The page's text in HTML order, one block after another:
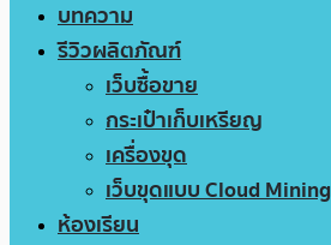
บทความ
รีวิวผลิตภัณฑ์
เว็บซื้อขาย
กระเป๋าเก็บเหรียญ
เครื่องขุด
เว็บขุดแบบ Cloud Mining
ห้องเรียน